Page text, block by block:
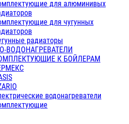
для алюминивых
для чугунных
радиаторы
ВОДОНАГРЕВАТЕЛИ
К БОЙЛЕРАМ
водонагреватели